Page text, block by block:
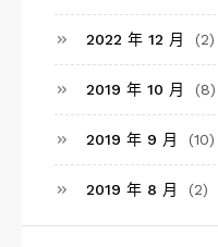
2022 年 12 月 (2)
2019 年 10 月 (8)
2019 年 9 月 (10)
2019 年 8 月 (2)